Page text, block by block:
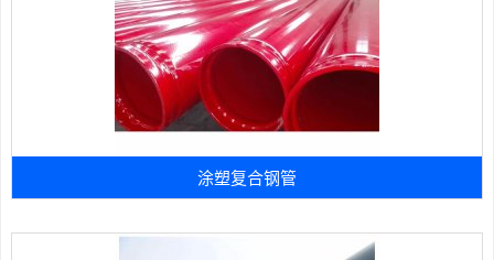
涂塑复合钢管